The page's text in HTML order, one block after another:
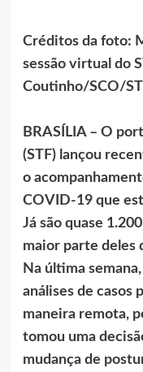
Créditos da foto:
sessão virtual do
Coutinho/SCO/
BRASÍLIA – O
(STF) lançou
o
COVID-19 que
Já são quase
maior parte deles
Na última
análises de casos
maneira remota,
tomou uma
mudança de